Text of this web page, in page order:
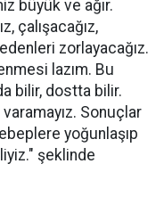
büyük ve ağır.
çalışacağız,
zorlayacağız.
lazım. Bu
bilir, dostta bilir.
Sonuçlar
yoğunlaşıp
şeklinde